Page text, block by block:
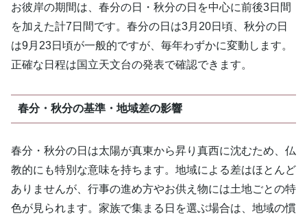
お彼岸の期間は、春分の日・秋分の日を中心に前後3日間
を加えた計7日間です。春分の日は3月20日頃、秋分の日
は9月23日頃が一般的ですが、毎年わずかに変動します。
正確な日程は国立天文台の発表で確認できます。
春分・秋分の基準・地域差の影響
春分・秋分の日は太陽が真東から昇り真西に沈むため、仏
教的にも特別な意味を持ちます。地域による差はほとんど
ありませんが、行事の進め方やお供え物には土地ごとの特
色が見られます。家族で集まる日を選ぶ場合は、地域の慣